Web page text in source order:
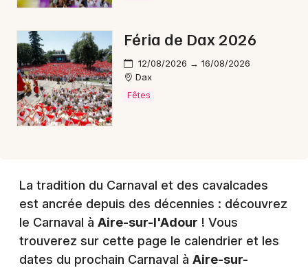
40 - Landes
Mon email
Féria de Dax 2026
12/08/2026 → 16/08/2026
Dax
Fêtes
La tradition du Carnaval et des cavalcades
est ancrée depuis des décennies : découvrez
le Carnaval à Aire-sur-l'Adour ! Vous
trouverez sur cette page le calendrier et les
dates du prochain Carnaval à Aire-sur-